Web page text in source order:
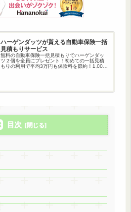
ハーゲンダッツが貰える自動車保険一括
見積もりサービス
無料の自動車保険一括見積もりでハーゲンダッ
ツ２個を全員にプレゼント！初めての一括見積
もりの利用で平均3万円も保険料を節約！1,000
目次